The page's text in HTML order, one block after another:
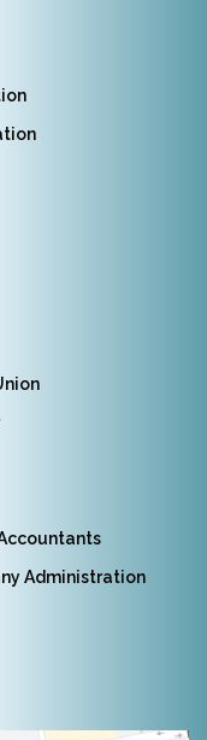
Administration